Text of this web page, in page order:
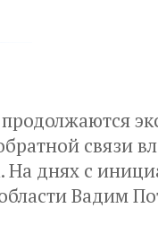
связи
днях с
Вадим